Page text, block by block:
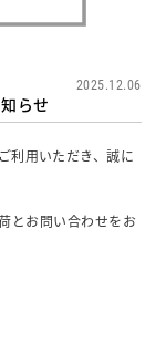
らせ
2025.12.06
利用いただき、誠に
とお問い合わせをお